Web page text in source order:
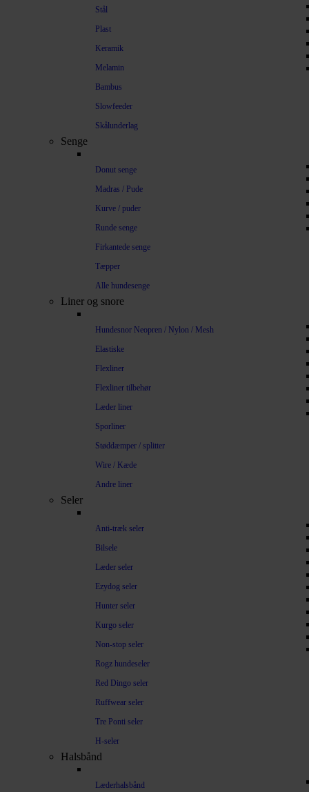
Stål
Plast
Keramik
Melamin
Bambus
Slowfeeder
Skålunderlag
Senge
Donut senge
Madras / Pude
Kurve / puder
Runde senge
Firkantede senge
Tæpper
Alle hundesenge
Liner og snore
Hundesnor Neopren / Nylon / Mesh
Elastiske
Flexliner
Flexliner tilbehør
Læder liner
Sporliner
Støddæmper / splitter
Wire / Kæde
Andre liner
Seler
Anti-træk seler
Bilsele
Læder seler
Ezydog seler
Hunter seler
Kurgo seler
Non-stop seler
Rogz hundeseler
Red Dingo seler
Ruffwear seler
Tre Ponti seler
H-seler
Halsbånd
Læderhalsbånd